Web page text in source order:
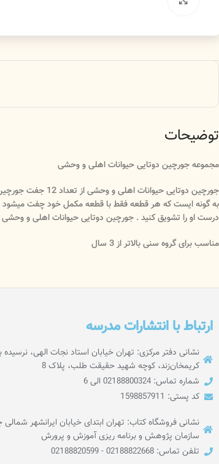
توضیحات
مجموعه جورچین دوتایی حیوانات اهلی و وحشی
جورچین
به گونه‌ ا‌یست که هر قطعه فقط با قطعه مکمل خود چفت میشود و
درست او را تشویق کنید . جورچین دوتایی حیوانات اهلی و
مناسب برای گروه سنی بالاتر از 3 سال
ارتباط با انتشارات مدرسه
نشانی دفتر مرکزی: تهران خیابان استاد نجات الهی، نرسیده
کریمخان‌زند، کوچه شهید حقیقت طلب، پلاک 8
شماره تماس: 02188800324 الی 6
کد پستی: 1598857911
نشانی فروشگاه کتاب: تهران ابتدای خیابان ایرانشهر
سازمان پژوهش و برنامه ریزی آموزش و پرورش
تلفن تماس: 02188822668 - 02188820599